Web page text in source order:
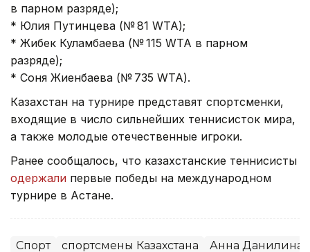
в парном разряде);
* Юлия Путинцева (№ 81 WTA);
* Жибек Куламбаева (№ 115 WTA в парном
разряде);
* Соня Жиенбаева (№ 735 WTA).
Казахстан на турнире представят спортсменки,
входящие в число сильнейших теннисисток мира,
а также молодые отечественные игроки.
Ранее сообщалось, что казахстанские теннисисты
одержали первые победы на международном
турнире в Астане.
Спорт спортсмены Казахстана Анна Данилина